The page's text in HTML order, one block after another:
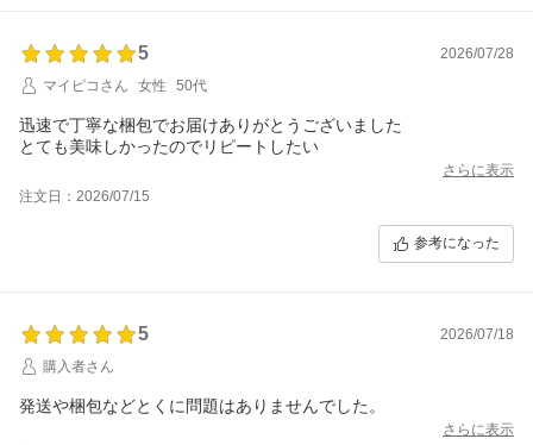
5
2026/07/28
マイピコさん
女性 50代
迅速で丁寧な梱包でお届けありがとうございました
とても美味しかったのでリピートしたい
さらに表示
注文日：2026/07/15
参考になった
5
2026/07/18
購入者さん
発送や梱包などとくに問題はありませんでした。
さらに表示